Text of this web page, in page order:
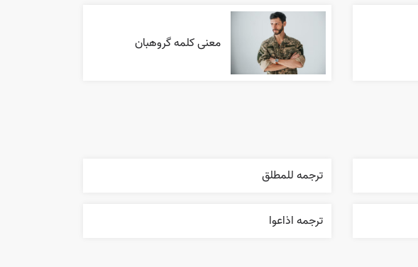
معنی کلمه گروهبان
ترجمه للمطلق
ترجمه اذاعوا